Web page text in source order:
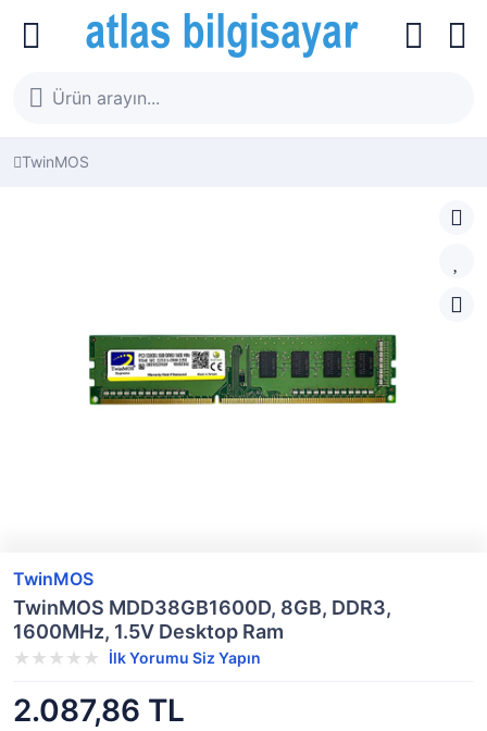
TwinMOS
TwinMOS
TwinMOS MDD38GB1600D, 8GB, DDR3,
1600MHz, 1.5V Desktop Ram
İlk Yorumu Siz Yapın
2.087,86 TL